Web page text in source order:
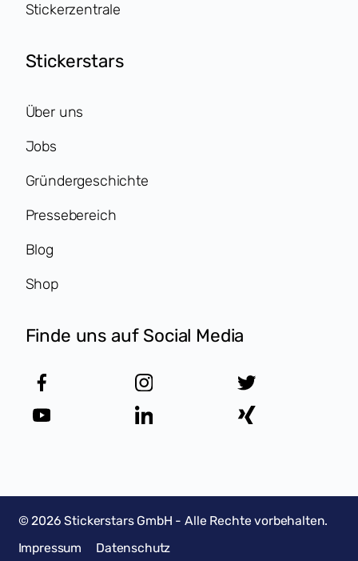
Stickerzentrale
Stickerstars
Über uns
Jobs
Gründergeschichte
Pressebereich
Blog
Shop
Finde uns auf Social Media
© 2026 Stickerstars GmbH - Alle Rechte vorbehalten.
Impressum
Datenschutz